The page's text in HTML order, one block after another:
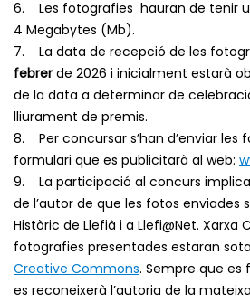
6. Les fotografies hauran de tenir
4 Megabytes (Mb).
7. La data de recepció de les
febrerde 2026 i inicialment estarà
de la data a determinar de
lliurament de premis.
8. Per concursar s’han d’enviar les
formulari que es publicitarà al web:
9. La participació al concurs
de l’autor de que les fotos enviades
Històric de Llefià i a Llefi@Net. Xarxa
fotografies presentades estaran
Creative Commons. Sempre que
es reconeixerà l’autoria de la